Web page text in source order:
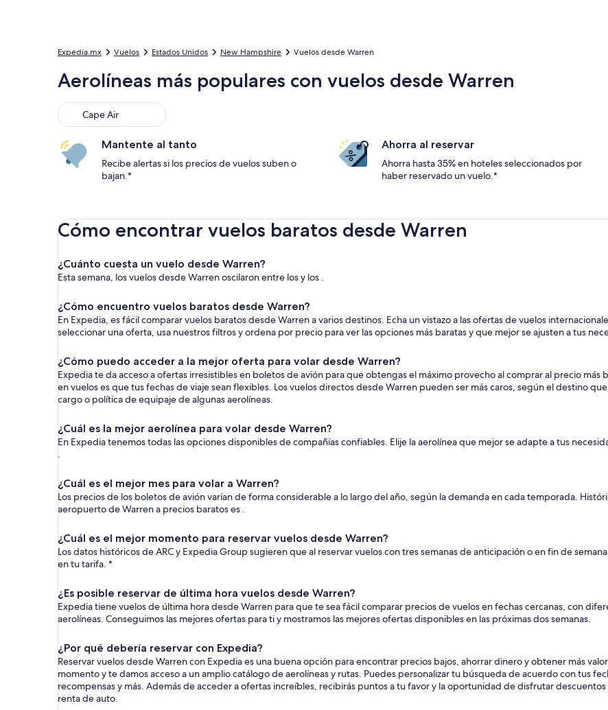
Expedia.mx Vuelos Estados Unidos New Hampshire Vuelos desde Warren
Aerolíneas más populares con vuelos desde Warren
Cape Air
Mantente al tanto
Recibe alertas si los precios de vuelos suben o
bajan.*
Ahorra al reservar
Ahorra hasta 35% en hoteles seleccionados por
haber reservado un vuelo.*
Cómo encontrar vuelos baratos desde Warren
¿Cuánto cuesta un vuelo desde Warren?
Esta semana, los vuelos desde Warren oscilaron entre los y los .
¿Cómo encuentro vuelos baratos desde Warren?
En Expedia, es fácil comparar vuelos baratos desde Warren a varios destinos. Echa un vistazo a las ofertas de vuelos
seleccionar una oferta, usa nuestros filtros y ordena por precio para ver las opciones más baratas y que mejor se ajusten a tus
¿Cómo puedo acceder a la mejor oferta para volar desde Warren?
Expedia te da acceso a ofertas irresistibles en boletos de avión para que obtengas el máximo provecho al comprar al precio
en vuelos es que tus fechas de viaje sean flexibles. Los vuelos directos desde Warren pueden ser más caros, según el destino
cargo o política de equipaje de algunas aerolíneas.
¿Cuál es la mejor aerolínea para volar desde Warren?
En Expedia tenemos todas las opciones disponibles de compañías confiables. Elije la aerolínea que mejor se adapte a tus
.
¿Cuál es el mejor mes para volar a Warren?
Los precios de los boletos de avión varían de forma considerable a lo largo del año, según la demanda en cada temporada.
aeropuerto de Warren a precios baratos es .
¿Cuál es el mejor momento para reservar vuelos desde Warren?
Los datos históricos de ARC y Expedia Group sugieren que al reservar vuelos con tres semanas de anticipación o en fin de
en tu tarifa. *
¿Es posible reservar de última hora vuelos desde Warren?
Expedia tiene vuelos de última hora desde Warren para que te sea fácil comparar precios de vuelos en fechas cercanas, con
aerolíneas. Conseguimos las mejores ofertas para ti y mostramos las mejores ofertas disponibles en las próximas dos semanas.
¿Por qué debería reservar con Expedia?
Reservar vuelos desde Warren con Expedia es una buena opción para encontrar precios bajos, ahorrar dinero y obtener más
momento y te damos acceso a un amplio catálogo de aerolíneas y rutas. Puedes personalizar tu búsqueda de acuerdo con tus
recompensas y más. Además de acceder a ofertas increíbles, recibirás puntos a tu favor y la oportunidad de disfrutar
renta de auto.